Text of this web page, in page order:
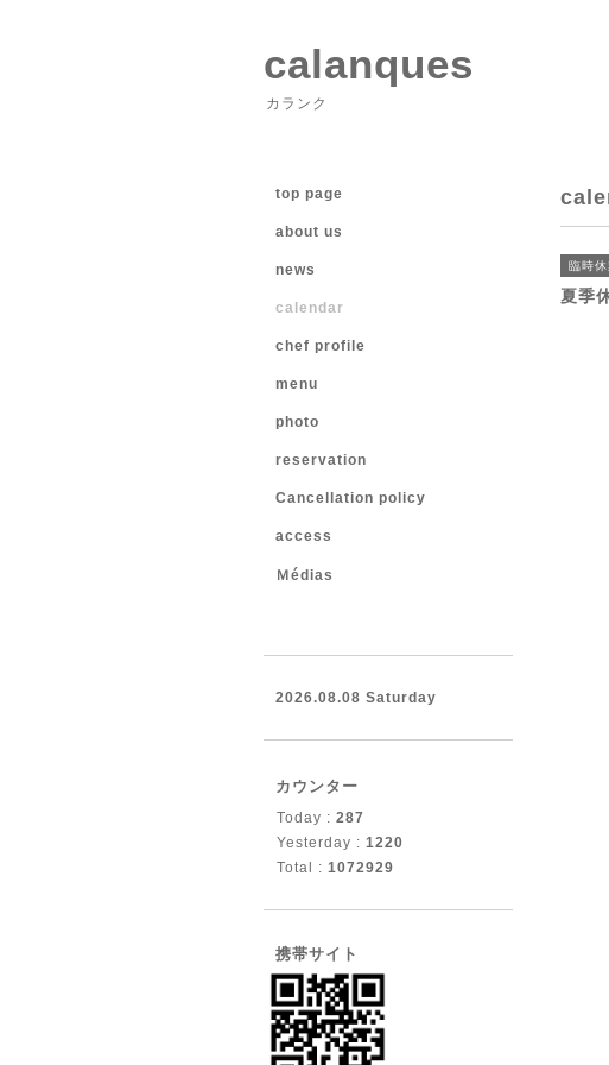
calanques
カランク
臨時休
夏季
top page
about us
news
calendar
chef profile
menu
photo
reservation
Cancellation policy
access
Ｍédias
2026.08.08 Saturday
カウンター
Today : 287
Yesterday : 1220
Total : 1072929
携帯サイト